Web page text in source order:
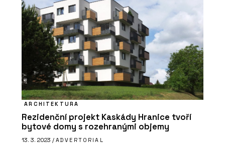
ARCHITEKTURA
Rezidenční projekt Kaskády Hranice tvoří
bytové domy s rozehranými objemy
13. 3. 2023 / ADVERTORIAL